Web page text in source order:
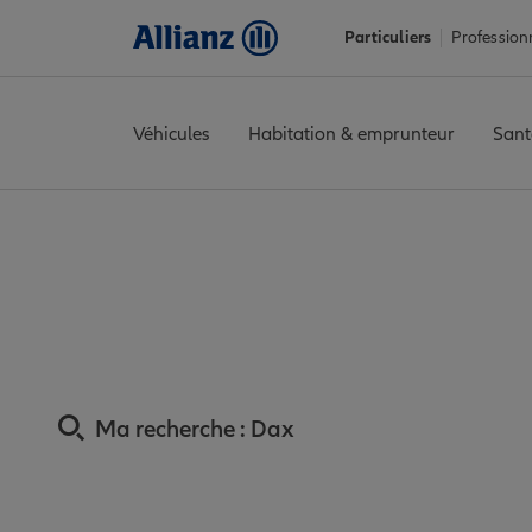
Particuliers
Véhicules Habitation & emprunteur
Ma recherche : Dax